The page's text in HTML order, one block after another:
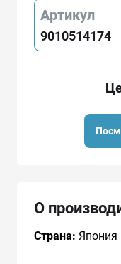
Артикул
9010514174
О
Страна: Япония